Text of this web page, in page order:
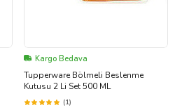
Kargo Bedava
Tupperware Bölmeli Beslenme
Kutusu 2 Li Set 500 ML
(1)